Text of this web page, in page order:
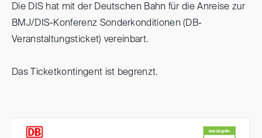
Die DIS hat mit der Deutschen Bahn für die Anreise zur
BMJ/DIS-Konferenz Sonderkonditionen (DB-
Veranstaltungsticket) vereinbart.
Das Ticketkontingent ist begrenzt.